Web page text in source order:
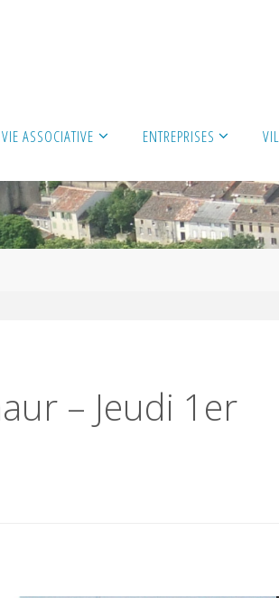
VIE ASSOCIATIVE ENTREPRISES
– Jeudi 1er